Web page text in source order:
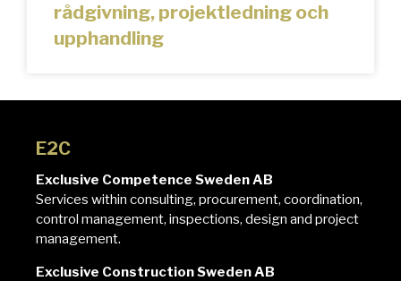
rådgivning, projektledning och
upphandling
E2C
Exclusive Competence Sweden AB
Services within consulting, procurement, coordination,
control management, inspections, design and project
management.
Exclusive Construction Sweden AB